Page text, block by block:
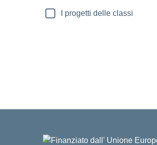
I progetti delle classi